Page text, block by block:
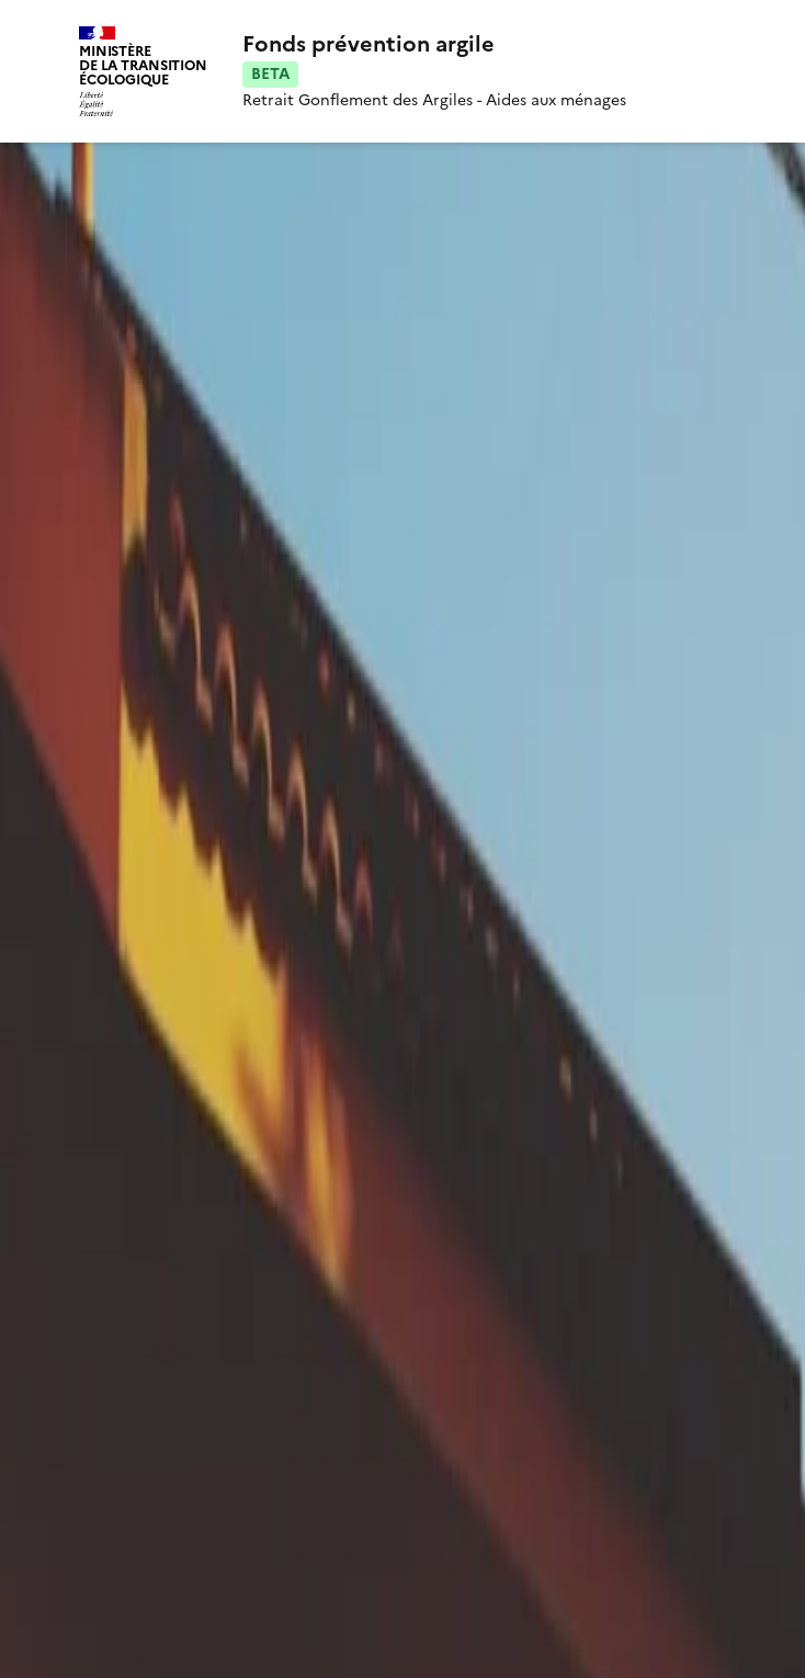
MINISTÈRE
DE LA TRANSITION
ÉCOLOGIQUE
Fonds prévention argile
BETA
Retrait Gonflement des Argiles - Aides aux ménages
Réalisation d'un test de
GESTION DES EAUX
Cette prestation fait partie de la phase
Le dispositif d'aides aux ménages est découpé en deux phases : La
vulnérabilité), et la phase travaux (qui comprend la réalisation des
travaux.
🏚️ Pourquoi proposer cette
Connaître la perméabilité de votre sol argileux permet d’adapter les solutions de
infiltration déportée des fondations, ...). Le test Porchet, simple et normé, mesure la